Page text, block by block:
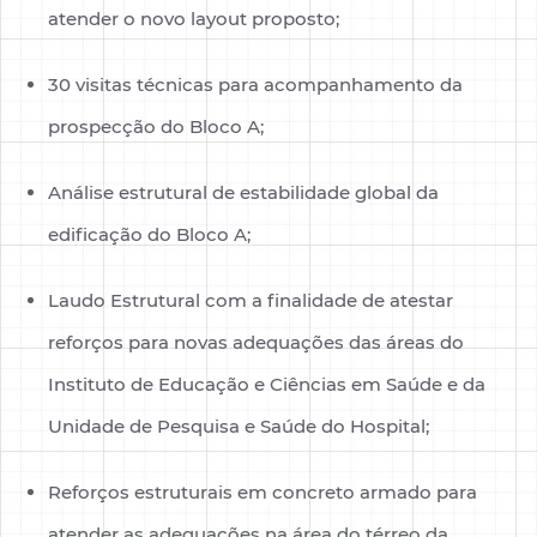
atender o novo layout proposto;
30 visitas técnicas para acompanhamento da
prospecção do Bloco A;
Análise estrutural de estabilidade global da
edificação do Bloco A;
Laudo Estrutural com a finalidade de atestar
reforços para novas adequações das áreas do
Instituto de Educação e Ciências em Saúde e da
Unidade de Pesquisa e Saúde do Hospital;
Reforços estruturais em concreto armado para